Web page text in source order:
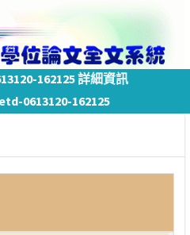
162125 詳細資訊
0613120-162125